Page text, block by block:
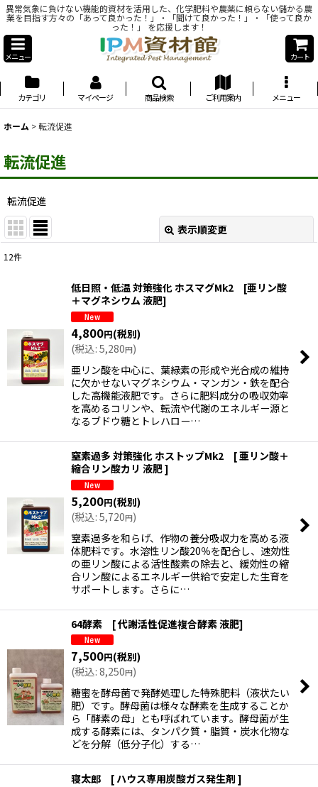
異常気象に負けない機能的資材を活用した、化学肥料や農薬に頼らない儲かる農
業を目指す方々の「あって良かった！」・「聞けて良かった！」・「使って良か
った！」 を応援します！
メニュー カート
カテゴリ マイページ 商品検索 ご利用案内 メニュー
ホーム >転流促進
転流促進
転流促進
表示順変更
12件
低日照・低温 対策強化 ホスマグMk2 [亜リン酸
＋マグネシウム 液肥]
4,800円(税別)
(税込: 5,280円)
亜リン酸を中心に、葉緑素の形成や光合成の維持
に欠かせないマグネシウム・マンガン・鉄を配合
した高機能液肥です。さらに肥料成分の吸収効率
を高めるコリンや、転流や代謝のエネルギー源と
なるブドウ糖とトレハロー…
窒素過多 対策強化 ホストップMk2 [ 亜リン酸＋
縮合リン酸カリ 液肥 ]
5,200円(税別)
(税込: 5,720円)
窒素過多を和らげ、作物の養分吸収力を高める液
体肥料です。水溶性リン酸20％を配合し、速効性
の亜リン酸による活性酸素の除去と、緩効性の縮
合リン酸によるエネルギー供給で安定した生育を
サポートします。さらに…
64酵素 [ 代謝活性促進複合酵素 液肥]
7,500円(税別)
(税込: 8,250円)
糖蜜を酵母菌で発酵処理した特殊肥料（液状たい
肥）です。酵母菌は様々な酵素を生成することか
ら「酵素の母」とも呼ばれています。酵母菌が生
成する酵素には、タンパク質・脂質・炭水化物な
どを分解（低分子化）する…
寝太郎 [ ハウス専用炭酸ガス発生剤 ]